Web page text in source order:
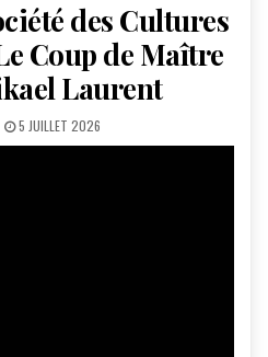
des Cultures
Coup de Maître
Laurent
PUBLISHED
DATE:
5 JUILLET 2026